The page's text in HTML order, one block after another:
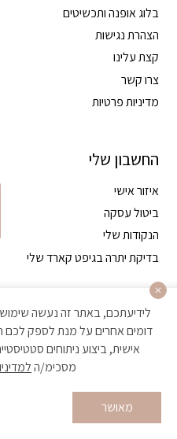
בלוג אופנה ותכשיטים
הצהרת נגישות
קצת עלינו
צרו קשר
מדיניות פרטיות
החשבון שלי
איזור אישי
ביטול עסקה
הנקודות שלי
בדיקת יתרה בגיפט קארד שלי
הקניה באתר מאובטחת
דומים אחרים על מנת לספק לכם
אישית, ביצוע ניתוחים
מסכימ/ה
מאושר